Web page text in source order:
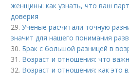
женщины: как узнать, что ваш
доверия
29.Ученые расчитали точную
значит для нашего понимания
30. Брак с большой разницей в
31. Возраст и отношения: что
32. Возраст и отношения: как это